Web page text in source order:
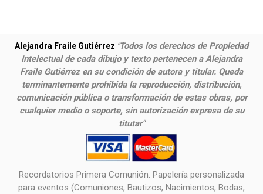
Alejandra Fraile Gutiérrez "Todos los derechos de Propiedad
Intelectual de cada dibujo y texto pertenecen a Alejandra
Fraile Gutiérrez en su condición de autora y titular. Queda
terminantemente prohibida la reproducción, distribución,
comunicación pública o transformación de estas obras, por
cualquier medio o soporte, sin autorización expresa de su
titutar"
Recordatorios Primera Comunión. Papelería personalizada
para eventos (Comuniones, Bautizos, Nacimientos, Bodas,